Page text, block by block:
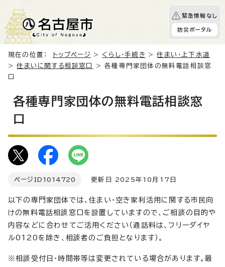
緊急情報なし
防災ポータル
現在の位置： トップページ > くらし・手続き >住まい・上下水道
>住まいに関する相談窓口
> 各種専門家団体の無料電話相談窓
口
各種専門家団体の無料電話相談窓
口
ページID 1014720 更新日 2025年10月17日
以下の専門家団体では、住まい・空き家利活用に関する市民向
けの無料電話相談窓口を設置していますので、ご相談の目的や
内容などに合わせてご活用ください（通話料は、フリーダイヤ
ル0120を除き、相談者のご負担となります）。
※相談受付日・時間帯等は変更されている場合があります。最